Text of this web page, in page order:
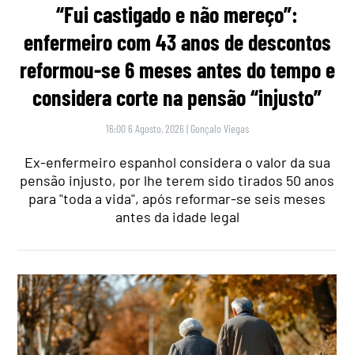
“Fui castigado e não mereço”:
enfermeiro com 43 anos de descontos
reformou-se 6 meses antes do tempo e
considera corte na pensão “injusto”
16:00 6 Agosto, 2026 | Gonçalo Viegas
Ex-enfermeiro espanhol considera o valor da sua
pensão injusto, por lhe terem sido tirados 50 anos
para "toda a vida", após reformar-se seis meses
antes da idade legal